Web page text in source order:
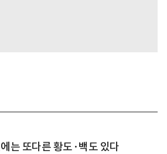
는 또다른 황도·백도 있다